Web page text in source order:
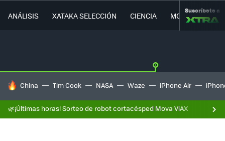
ANÁLISIS XATAKA SELECCIÓN CIENCIA MOVILIDAD
Suscríbete a
HOY SE HABLA DE
China Tim Cook NASA Waze iPhone Air
🌿¡Últimas horas! Sorteo de robot cortacésped Mova ViAX